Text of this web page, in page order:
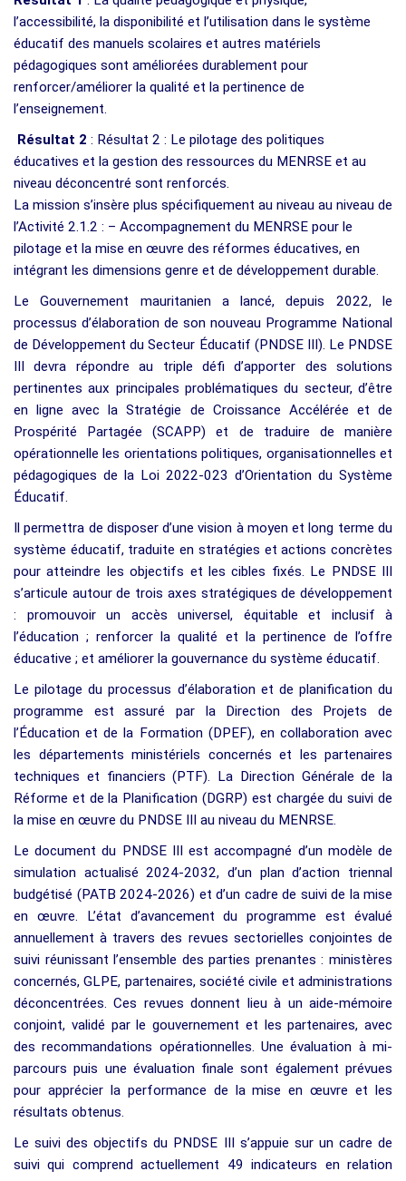
l’accessibilité, la disponibilité et l’utilisation dans le système
éducatif des manuels scolaires et autres matériels
pédagogiques sont améliorées durablement pour
renforcer/améliorer la qualité et la pertinence de
l’enseignement.
Résultat 2 : Résultat 2 : Le pilotage des politiques
éducatives et la gestion des ressources du MENRSE et au
niveau déconcentré sont renforcés.
La mission s’insère plus spécifiquement au niveau au niveau de
l’Activité 2.1.2 : – Accompagnement du MENRSE pour le
pilotage et la mise en œuvre des réformes éducatives, en
intégrant les dimensions genre et de développement durable.
Le Gouvernement mauritanien a lancé, depuis 2022, le
processus d’élaboration de son nouveau Programme National
de Développement du Secteur Éducatif (PNDSE III). Le PNDSE
III devra répondre au triple défi d’apporter des solutions
pertinentes aux principales problématiques du secteur, d’être
en ligne avec la Stratégie de Croissance Accélérée et de
Prospérité Partagée (SCAPP) et de traduire de manière
opérationnelle les orientations politiques, organisationnelles et
pédagogiques de la Loi 2022-023 d’Orientation du Système
Éducatif.
Il permettra de disposer d’une vision à moyen et long terme du
système éducatif, traduite en stratégies et actions concrètes
pour atteindre les objectifs et les cibles fixés. Le PNDSE III
s’articule autour de trois axes stratégiques de développement
: promouvoir un accès universel, équitable et inclusif à
l’éducation ; renforcer la qualité et la pertinence de l’offre
éducative ; et améliorer la gouvernance du système éducatif.
Le pilotage du processus d’élaboration et de planification du
programme est assuré par la Direction des Projets de
l’Éducation et de la Formation (DPEF), en collaboration avec
les départements ministériels concernés et les partenaires
techniques et financiers (PTF). La Direction Générale de la
Réforme et de la Planification (DGRP) est chargée du suivi de
la mise en œuvre du PNDSE III au niveau du MENRSE.
Le document du PNDSE III est accompagné d’un modèle de
simulation actualisé 2024-2032, d’un plan d’action triennal
budgétisé (PATB 2024-2026) et d’un cadre de suivi de la mise
en œuvre. L’état d’avancement du programme est évalué
annuellement à travers des revues sectorielles conjointes de
suivi réunissant l’ensemble des parties prenantes : ministères
concernés, GLPE, partenaires, société civile et administrations
déconcentrées. Ces revues donnent lieu à un aide-mémoire
conjoint, validé par le gouvernement et les partenaires, avec
des recommandations opérationnelles. Une évaluation à mi-
parcours puis une évaluation finale sont également prévues
pour apprécier la performance de la mise en œuvre et les
résultats obtenus.
Le suivi des objectifs du PNDSE III s’appuie sur un cadre de
suivi qui comprend actuellement 49 indicateurs en relation